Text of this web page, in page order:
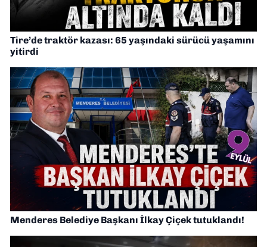
Tire’de traktör kazası: 65 yaşındaki sürücü yaşamını
yitirdi
Menderes Belediye Başkanı İlkay Çiçek tutuklandı!